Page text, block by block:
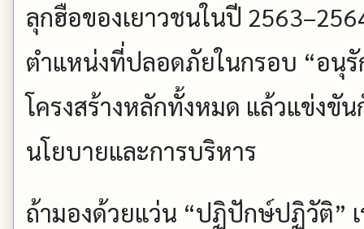
ลุกฮือของเยาวชนในปี
ตำแหน่งที่ปลอดภัยในกรอบ “อนุ
โครงสร้างหลักทั้งหมด แล้วแข่งขั
นโยบายและการบริหาร
ถ้ามองด้วยแว่น “ปฏิปักษ์ปฏิวัติ”